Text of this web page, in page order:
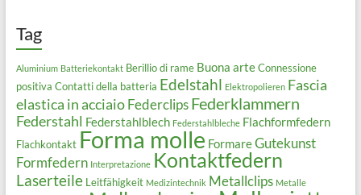
Tag
Aluminium Batteriekontakt Berillio di rame Buona arte Connessione
positiva Contatti della batteria Edelstahl Elektropolieren Fascia
elastica in acciaio Federclips Federklammern
Federstahl Federstahlblech Federstahlbleche Flachformfedern
Flachkontakt Forma molle FormareGutekunst
Formfedern Interpretazione Kontaktfedern
Laserteile Leitfähigkeit Medizintechnik Metallclips Metalle